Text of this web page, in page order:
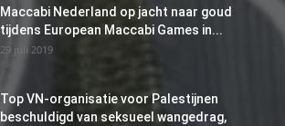
Maccabi Nederland op jacht naar goud
tijdens European Maccabi Games in...
29 juli 2019
Top VN-organisatie voor Palestijnen
beschuldigd van seksueel wangedrag,